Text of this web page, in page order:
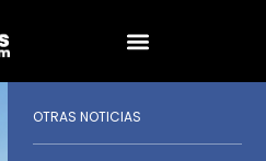
OTRAS NOTICIAS